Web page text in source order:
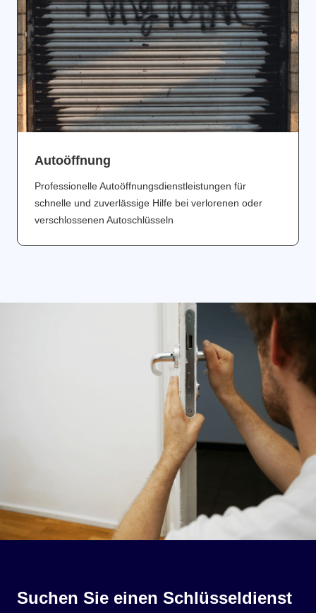
Аutoöffnung
Professionelle Autoöffnungsdienstleistungen für
schnelle und zuverlässige Hilfe bei verlorenen oder
verschlossenen Autoschlüsseln
Suchen Sie einen Schlüsseldienst